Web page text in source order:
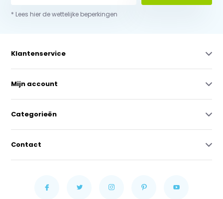
* Lees hier de wettelijke beperkingen
Klantenservice
Mijn account
Categorieën
Contact